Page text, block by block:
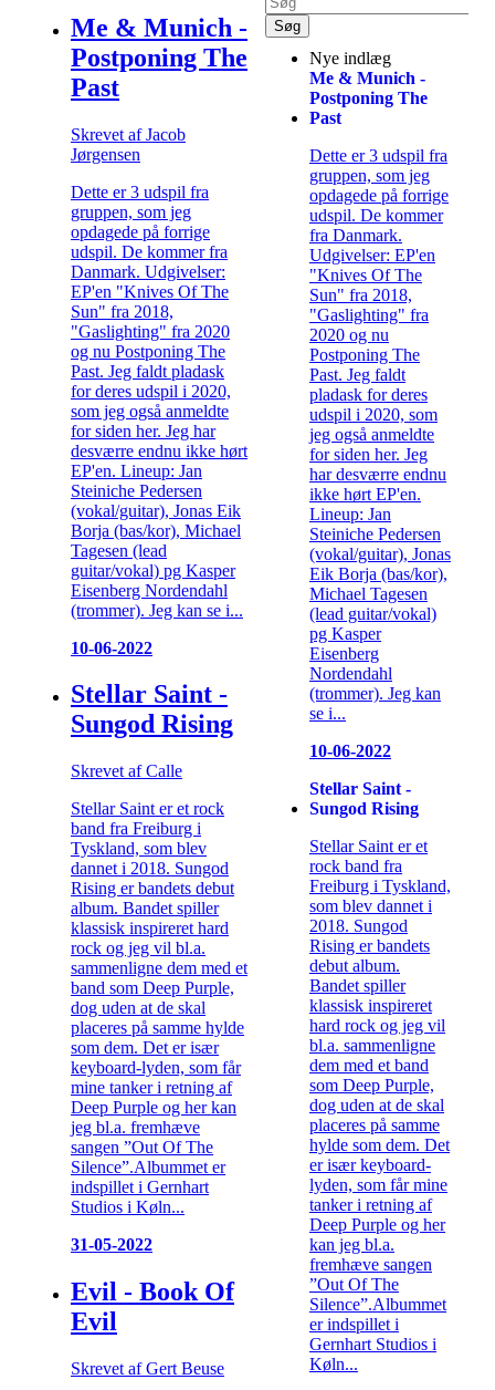
Me & Munich -
Postponing The
Past
Skrevet af Jacob
Jørgensen
Dette er 3 udspil fra
gruppen, som jeg
opdagede på forrige
udspil. De kommer fra
Danmark. Udgivelser:
EP'en "Knives Of The
Sun" fra 2018,
"Gaslighting" fra 2020
og nu Postponing The
Past. Jeg faldt pladask
for deres udspil i 2020,
som jeg også anmeldte
for siden her. Jeg har
desværre endnu ikke hørt
EP'en. Lineup: Jan
Steiniche Pedersen
(vokal/guitar), Jonas Eik
Borja (bas/kor), Michael
Tagesen (lead
guitar/vokal) pg Kasper
Eisenberg Nordendahl
(trommer). Jeg kan se i...
10-06-2022
Stellar Saint -
Sungod Rising
Skrevet af Calle
Stellar Saint er et rock
band fra Freiburg i
Tyskland, som blev
dannet i 2018. Sungod
Rising er bandets debut
album. Bandet spiller
klassisk inspireret hard
rock og jeg vil bl.a.
sammenligne dem med et
band som Deep Purple,
dog uden at de skal
placeres på samme hylde
som dem. Det er især
keyboard-lyden, som får
mine tanker i retning af
Deep Purple og her kan
jeg bl.a. fremhæve
sangen ”Out Of The
Silence”.Albummet er
indspillet i Gernhart
Studios i Køln...
31-05-2022
Evil - Book Of
Evil
Skrevet af Gert Beuse
Nye indlæg
Me & Munich -
Postponing The
Past
Dette er 3 udspil fra
gruppen, som jeg
opdagede på forrige
udspil. De kommer
fra Danmark.
Udgivelser: EP'en
"Knives Of The
Sun" fra 2018,
"Gaslighting" fra
2020 og nu
Postponing The
Past. Jeg faldt
pladask for deres
udspil i 2020, som
jeg også anmeldte
for siden her. Jeg
har desværre endnu
ikke hørt EP'en.
Lineup: Jan
Steiniche Pedersen
(vokal/guitar), Jonas
Eik Borja (bas/kor),
Michael Tagesen
(lead guitar/vokal)
pg Kasper
Eisenberg
Nordendahl
(trommer). Jeg kan
se i...
10-06-2022
Stellar Saint -
Sungod Rising
Stellar Saint er et
rock band fra
Freiburg i Tyskland,
som blev dannet i
2018. Sungod
Rising er bandets
debut album.
Bandet spiller
klassisk inspireret
hard rock og jeg vil
bl.a. sammenligne
dem med et band
som Deep Purple,
dog uden at de skal
placeres på samme
hylde som dem. Det
er især keyboard-
lyden, som får mine
tanker i retning af
Deep Purple og her
kan jeg bl.a.
fremhæve sangen
”Out Of The
Silence”.Albummet
er indspillet i
Gernhart Studios i
Køln...